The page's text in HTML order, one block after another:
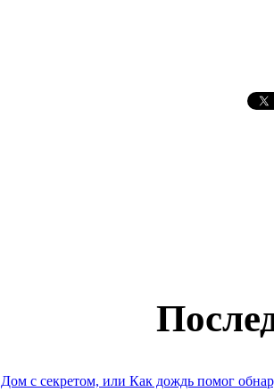
Дом с секретом, или Как дождь помог